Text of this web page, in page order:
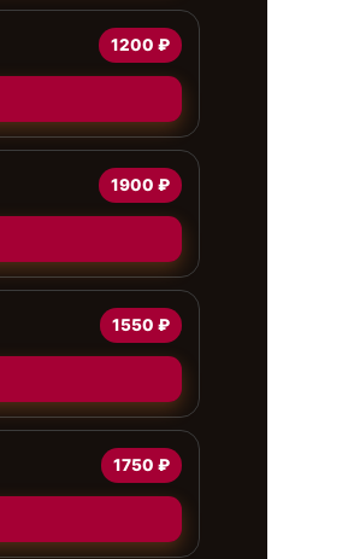
1200 ₽
1900 ₽
1550 ₽
1750 ₽